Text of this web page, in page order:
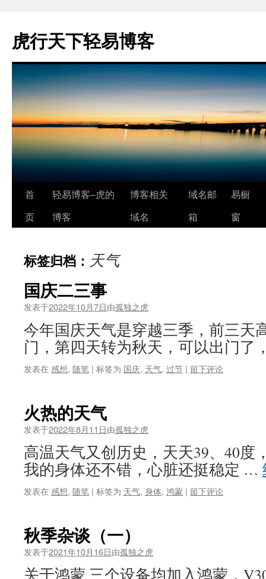
虎行天下轻易博客
跳
至
文
首
页
轻易博客–虎的
博客
博客相关
域名
域名邮
箱
易橱
窗
标签归档： 天气
国庆二三事
发表于2022年10月7日由孤独之虎
今年国庆天气是穿越三季，前三天
门，第四天转为秋天，可以出门
发表在 感想, 随笔 | 标签为 国庆, 天气, 过节 | 留下评论
火热的天气
发表于2022年8月11日由孤独之虎
高温天气又创历史，天天39、40度
我的身体还不错，心脏还挺稳定 …
发表在 感想, 随笔 | 标签为 天气, 身体, 鸿蒙 | 留下评论
秋季杂谈（一）
发表于2021年10月16日由孤独之虎
关于鸿蒙 三个设备均加入鸿蒙，